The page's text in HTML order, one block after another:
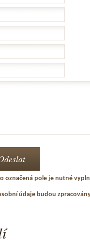
označená pole je nutné
údaje budou